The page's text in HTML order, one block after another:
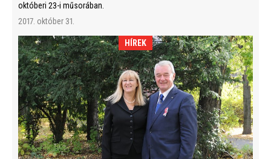
októberi 23-i műsorában.
2017. október 31.
HÍREK